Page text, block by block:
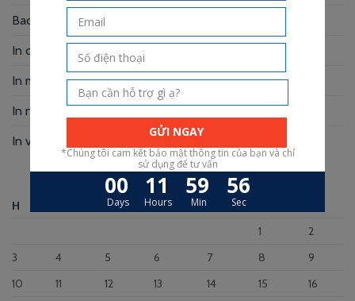
Bao thư giấy kraft – Xu hướng hiện nay
In card visit giá rẻ Gò Vấp cạnh tranh
In menu Bình Thạnh – Nâng tầm thương hiệu
In name card gấp – Giải pháp thương hiệu
In voucher Spa – Nâng tầm thương hiệu
Tháng Tám 2026
H T N
1
2
3
4 5 6 7 8
9
10
11 12 13 14 15
16